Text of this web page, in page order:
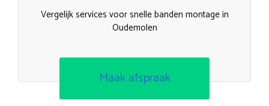
Vergelijk services voor snelle banden montage in
Oudemolen
Maak afspraak